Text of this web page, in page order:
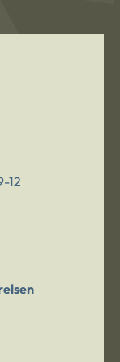
12